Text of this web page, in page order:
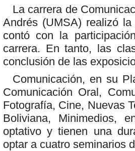
La carrera de
Andrés (UMSA) realizó
contó con la
carrera. En tanto, las
conclusión de las
Comunicación, en su
Comunicación Oral,
Fotografía, Cine, Nuevas
Boliviana, Minimedios,
optativo y tienen una
optar a cuatro seminarios